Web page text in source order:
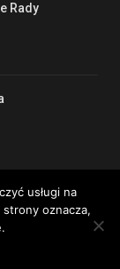
Rady
usługi na
oznacza,